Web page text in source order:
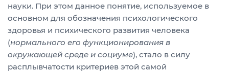
науки. При этом данное понятие, используемое в
основном для обозначения психологического
здоровья и психического развития человека
(нормального его функционирования в
окружающей среде и социуме), стало в силу
расплывчатости критериев этой самой